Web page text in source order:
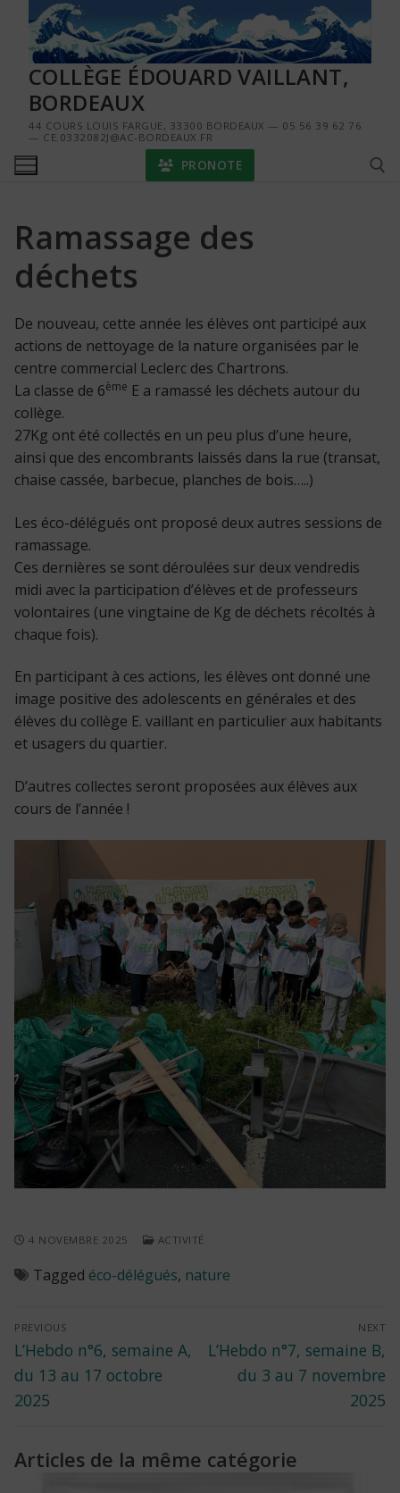
contenu
COLLÈGE ÉDOUARD VAILLANT,
BORDEAUX
44 COURS LOUIS FARGUE, 33300 BORDEAUX — 05 56 39 62 76
— CE.0332082J@AC-BORDEAUX.FR
PRONOTE
Rechercher :
Ramassage des
déchets
De nouveau, cette année les élèves ont participé aux
actions de nettoyage de la nature organisées par le
centre commercial Leclerc des Chartrons.
La classe de 6ème E a ramassé les déchets autour du
collège.
27Kg ont été collectés en un peu plus d’une heure,
ainsi que des encombrants laissés dans la rue (transat,
chaise cassée, barbecue, planches de bois…..)
Les éco-délégués ont proposé deux autres sessions de
ramassage.
Ces dernières se sont déroulées sur deux vendredis
midi avec la participation d’élèves et de professeurs
volontaires (une vingtaine de Kg de déchets récoltés à
chaque fois).
En participant à ces actions, les élèves ont donné une
image positive des adolescents en générales et des
élèves du collège E. vaillant en particulier aux habitants
et usagers du quartier.
D’autres collectes seront proposées aux élèves aux
cours de l’année !
4 NOVEMBRE 2025 ACTIVITÉ
Tagged éco-délégués, nature
Navigation
de
l’article
PREVIOUS
Previous
post:
L’Hebdo n°6, semaine A,
du 13 au 17 octobre
2025
NEXT
Next
post:
L’Hebdo n°7, semaine B,
du 3 au 7 novembre
2025
Articles de la même catégorie